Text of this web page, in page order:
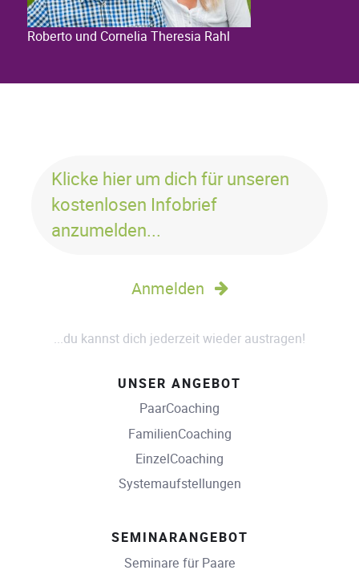
Roberto und Cornelia Theresia Rahl
Klicke hier um dich für unseren
kostenlosen Infobrief
anzumelden...
Anmelden
...du kannst dich jederzeit wieder austragen!
UNSER ANGEBOT
PaarCoaching
FamilienCoaching
EinzelCoaching
Systemaufstellungen
SEMINARANGEBOT
Seminare für Paare